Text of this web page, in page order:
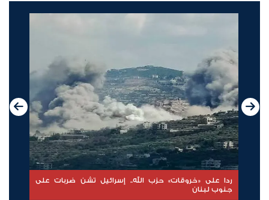
الإمارات ترسخ دعم الموهوبين والمبدعين العرب عبر
مبادرات نوعية ملهمة